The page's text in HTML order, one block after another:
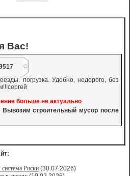
Вас!
погрузка. Удобно, недорого, без
больше не актуально
Вывозим строительный мусор после
Риски (30.07.2026)